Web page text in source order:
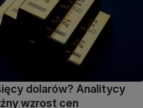
dolarów? Analitycy
wzrost cen